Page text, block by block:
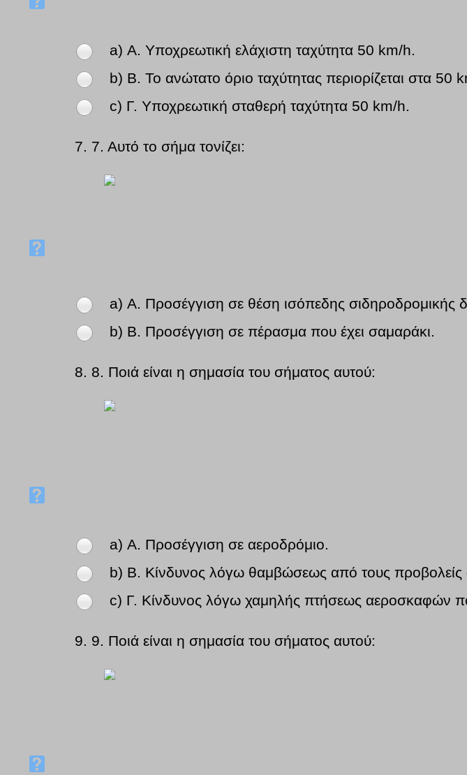
a) Α. Υποχρεωτική ελάχιστη ταχύτητα 50 km/h.
b) Β. Το ανώτατο όριο ταχύτητας περιορίζεται στα 50
c) Γ. Υποχρεωτική σταθερή ταχύτητα 50 km/h.
7. 7. Αυτό το σήμα τονίζει:
a) Α. Προσέγγιση σε θέση ισόπεδης σιδηροδρομικής
b) Β. Προσέγγιση σε πέρασμα που έχει σαμαράκι.
8. 8. Ποιά είναι η σημασία του σήματος αυτού:
a) Α. Προσέγγιση σε αεροδρόμιο.
b) Β. Κίνδυνος λόγω θαμβώσεως από τους προβολείς
c) Γ. Κίνδυνος λόγω χαμηλής πτήσεως αεροσκαφών
9. 9. Ποιά είναι η σημασία του σήματος αυτού: